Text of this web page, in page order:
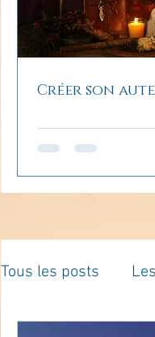
Créer son
Tous les posts